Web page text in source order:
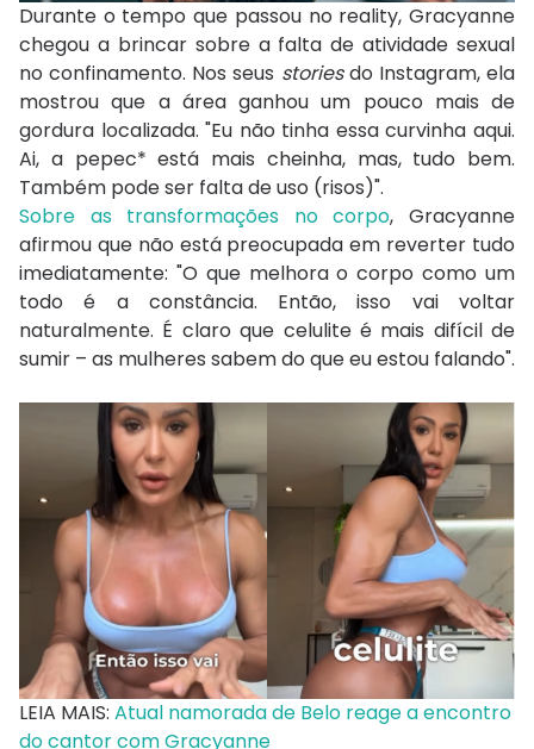
Durante o tempo que passou no reality, Gracyanne
chegou a brincar sobre a falta de atividade sexual
no confinamento. Nos seus storiesdo Instagram, ela
mostrou que a área ganhou um pouco mais de
gordura localizada. "Eu não tinha essa curvinha aqui.
Ai, a pepec* está mais cheinha, mas, tudo bem.
Também pode ser falta de uso (risos)".
Sobre as transformações no corpo, Gracyanne
afirmou que não está preocupada em reverter tudo
imediatamente: "O que melhora o corpo como um
todo é a constância. Então, isso vai voltar
naturalmente. É claro que celulite é mais difícil de
sumir – as mulheres sabem do que eu estou falando".
LEIA MAIS: Atual namorada de Belo reage a encontro
do cantor com Gracyanne